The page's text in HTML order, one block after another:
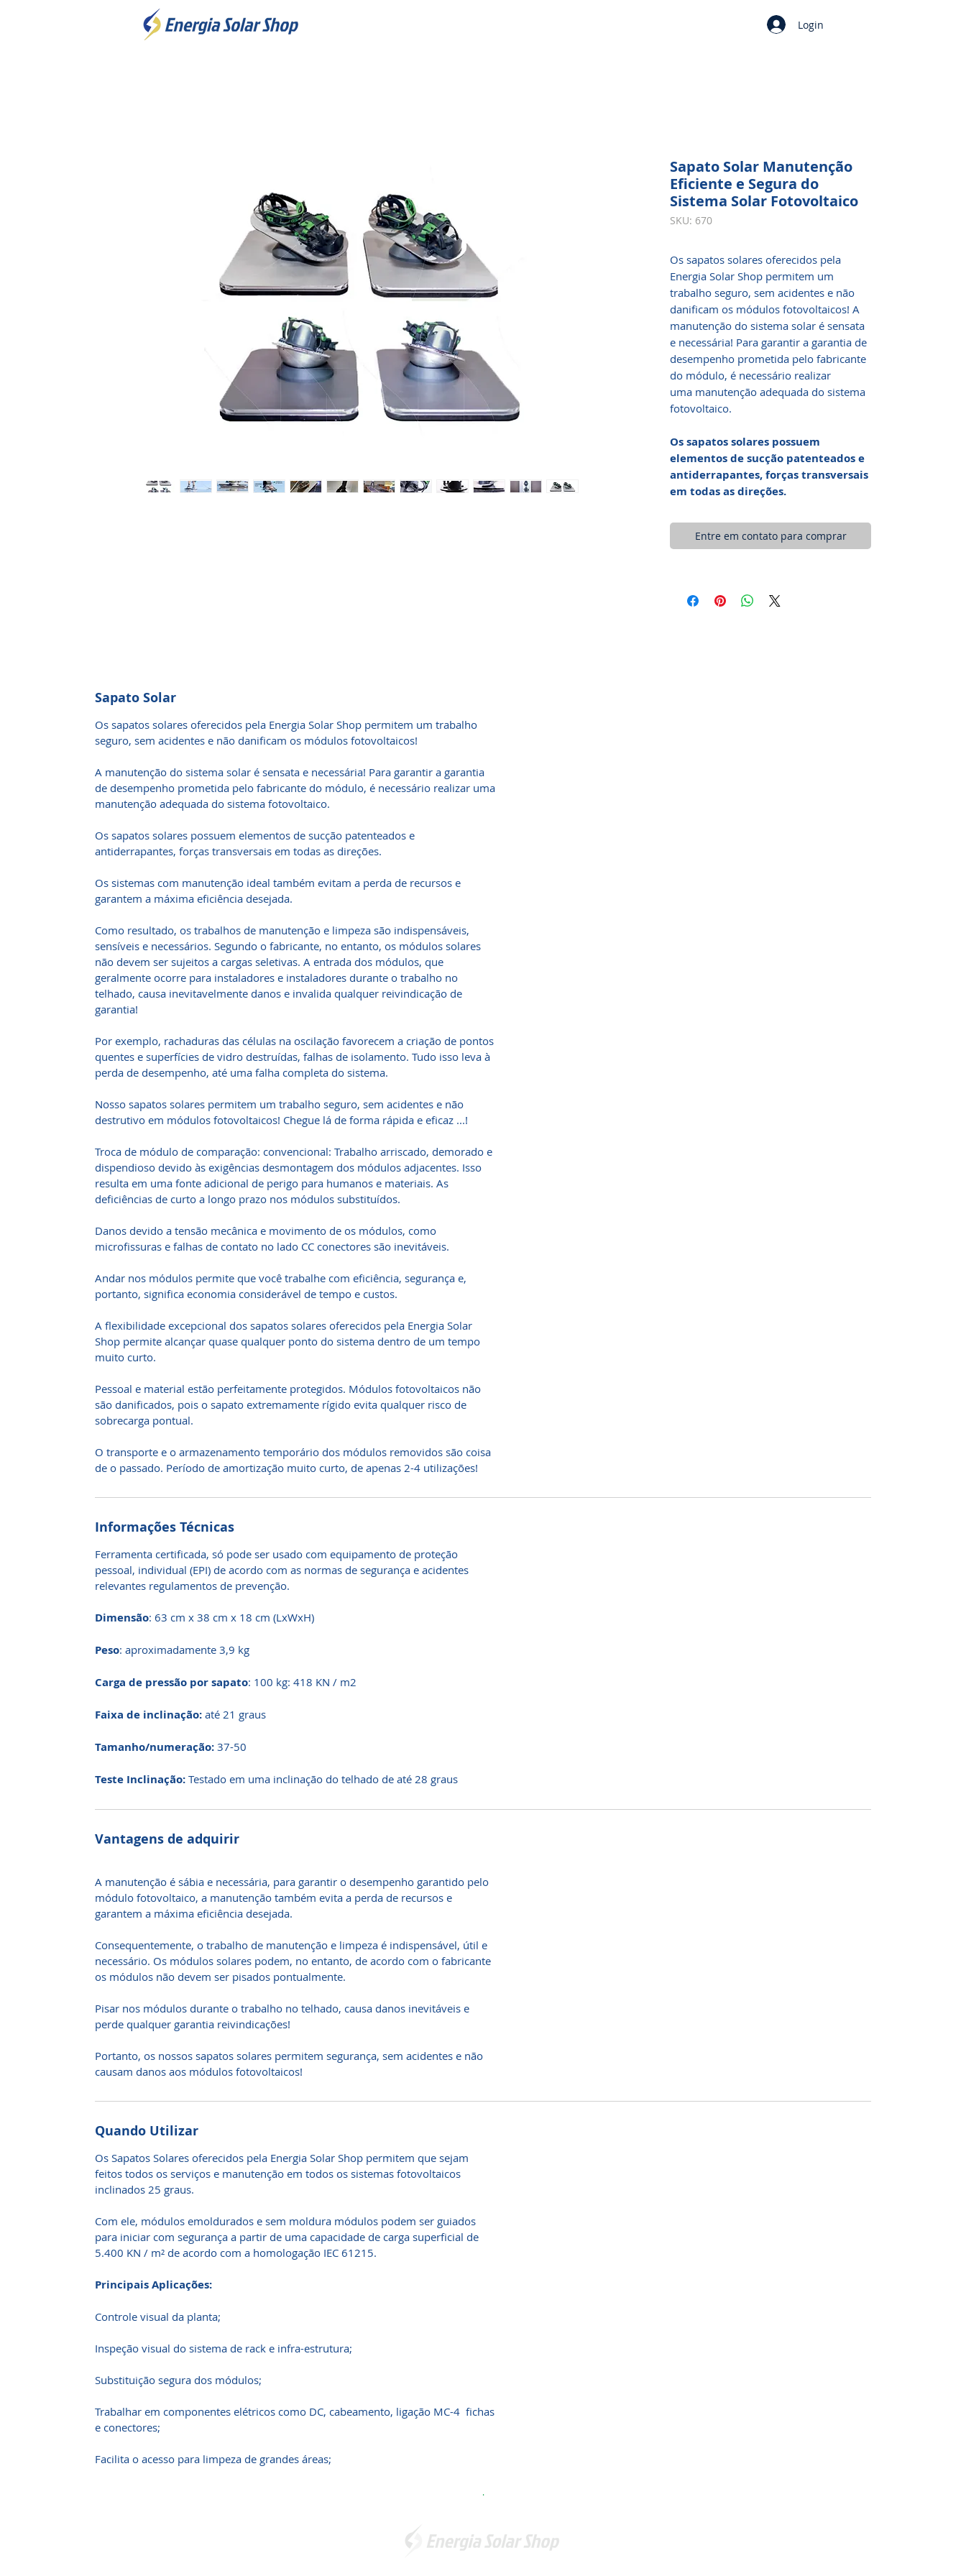
Login
Sapato Solar Manutenção
Eficiente e Segura do
Sistema Solar Fotovoltaico
SKU: 670
Os sapatos solares oferecidos pela
Energia Solar Shop permitem um
trabalho seguro, sem acidentes e não
danificam os módulos fotovoltaicos! A
manutenção do sistema solar é sensata
e necessária! Para garantir a garantia de
desempenho prometida pelo fabricante
do módulo, é necessário realizar
uma manutenção adequada do sistema
fotovoltaico.
Os sapatos solares possuem
elementos de sucção patenteados e
antiderrapantes, forças transversais
em todas as direções.
Entre em contato para comprar
Sapato Solar
Os sapatos solares oferecidos pela Energia Solar Shop permitem um trabalho
seguro, sem acidentes e não danificam os módulos fotovoltaicos!
A manutenção do sistema solar é sensata e necessária! Para garantir a garantia
de desempenho prometida pelo fabricante do módulo, é necessário realizar uma
manutenção adequada do sistema fotovoltaico.
Os sapatos solares possuem elementos de sucção patenteados e
antiderrapantes, forças transversais em todas as direções.
Os sistemas com manutenção ideal também evitam a perda de recursos e
garantem a máxima eficiência desejada.
Como resultado, os trabalhos de manutenção e limpeza são indispensáveis,
sensíveis e necessários. Segundo o fabricante, no entanto, os módulos solares
não devem ser sujeitos a cargas seletivas. A entrada dos módulos, que
geralmente ocorre para instaladores e instaladores durante o trabalho no
telhado, causa inevitavelmente danos e invalida qualquer reivindicação de
garantia!
Por exemplo, rachaduras das células na oscilação favorecem a criação de pontos
quentes e superfícies de vidro destruídas, falhas de isolamento. Tudo isso leva à
perda de desempenho, até uma falha completa do sistema.
Nosso sapatos solares permitem um trabalho seguro, sem acidentes e não
destrutivo em módulos fotovoltaicos! Chegue lá de forma rápida e eficaz ...!
Troca de módulo de comparação: convencional: Trabalho arriscado, demorado e
dispendioso devido às exigências desmontagem dos módulos adjacentes. Isso
resulta em uma fonte adicional de perigo para humanos e materiais. As
deficiências de curto a longo prazo nos módulos substituídos.
Danos devido a tensão mecânica e movimento de os módulos, como
microfissuras e falhas de contato no lado CC conectores são inevitáveis.
Andar nos módulos permite que você trabalhe com eficiência, segurança e,
portanto, significa economia considerável de tempo e custos.
A flexibilidade excepcional dos sapatos solares oferecidos pela Energia Solar
Shop permite alcançar quase qualquer ponto do sistema dentro de um tempo
muito curto.
Pessoal e material estão perfeitamente protegidos. Módulos fotovoltaicos não
são danificados, pois o sapato extremamente rígido evita qualquer risco de
sobrecarga pontual.
O transporte e o armazenamento temporário dos módulos removidos são coisa
de o passado. Período de amortização muito curto, de apenas 2-4 utilizações!
Informações Técnicas
Ferramenta certificada, só pode ser usado com equipamento de proteção
pessoal, individual (EPI) de acordo com as normas de segurança e acidentes
relevantes regulamentos de prevenção.
Dimensão: 63 cm x 38 cm x 18 cm (LxWxH)
Peso: aproximadamente 3,9 kg
Carga de pressão por sapato: 100 kg: 418 KN / m2
Faixa de inclinação: até 21 graus
Tamanho/numeração: 37-50
Teste Inclinação: Testado em uma inclinação do telhado de até 28 graus
Vantagens de adquirir
A manutenção é sábia e necessária, para garantir o desempenho garantido pelo
módulo fotovoltaico, a manutenção também evita a perda de recursos e
garantem a máxima eficiência desejada.
Consequentemente, o trabalho de manutenção e limpeza é indispensável, útil e
necessário. Os módulos solares podem, no entanto, de acordo com o fabricante
os módulos não devem ser pisados pontualmente.
Pisar nos módulos durante o trabalho no telhado, causa danos inevitáveis ​​e
perde qualquer garantia reivindicações!
Portanto, os nossos sapatos solares permitem segurança, sem acidentes e não
causam danos aos módulos fotovoltaicos!
Quando Utilizar
Os Sapatos Solares oferecidos pela Energia Solar Shop permitem que sejam
feitos todos os serviços e manutenção em todos os sistemas fotovoltaicos
inclinados 25 graus.
Com ele, módulos emoldurados e sem moldura módulos podem ser guiados
para iniciar com segurança a partir de uma capacidade de carga superficial de
5.400 KN / m² de acordo com a homologação IEC 61215.
Principais Aplicações:
Controle visual da planta;
Inspeção visual do sistema de rack e infra-estrutura;
Substituição segura dos módulos;
Trabalhar em componentes elétricos como DC, cabeamento, ligação MC-4 fichas
e conectores;
Facilita o acesso para limpeza de grandes áreas;
.